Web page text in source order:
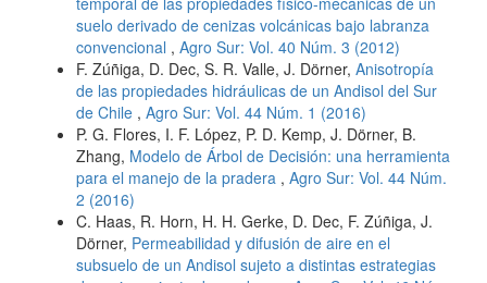
suelo derivado de cenizas volcánicas bajo labranza
convencional , Agro Sur: Vol. 40 Núm. 3 (2012)
F. Zúñiga, D. Dec, S. R. Valle, J. Dörner, Anisotropía
de las propiedades hidráulicas de un Andisol del Sur
de Chile , Agro Sur: Vol. 44 Núm. 1 (2016)
P. G. Flores, I. F. López, P. D. Kemp, J. Dörner, B.
Zhang, Modelo de Árbol de Decisión: una herramienta
para el manejo de la pradera , Agro Sur: Vol. 44 Núm.
2 (2016)
C. Haas, R. Horn, H. H. Gerke, D. Dec, F. Zúñiga, J.
Dörner, Permeabilidad y difusión de aire en el
subsuelo de un Andisol sujeto a distintas estrategias